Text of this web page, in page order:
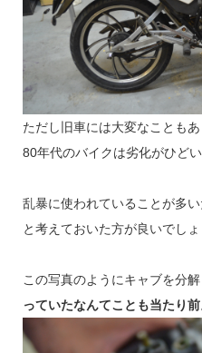
ただし旧車には大変なこともあ
80年代のバイクは劣化がひどい
乱暴に使われていることが多
と考えておいた方が良いでしょ
この写真のようにキャブを分
っていたなんてことも当たり前